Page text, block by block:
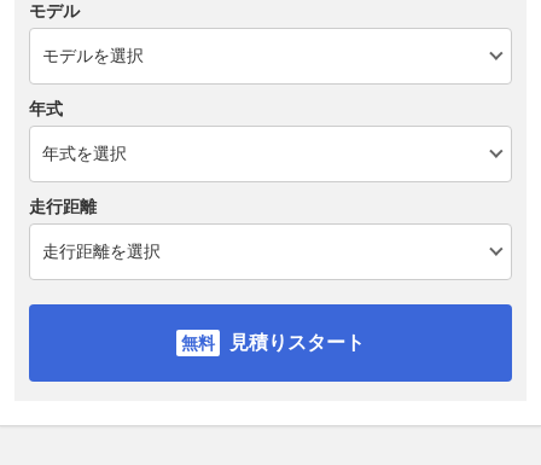
モデル
年式
走行距離
見積りスタート